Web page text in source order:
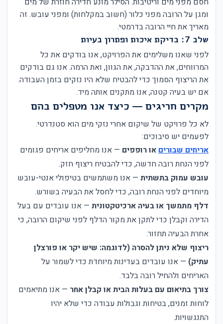
ומגן על הרובה מפני כלור (חשוב במקלחות) ומפני עובש. זה
מאריך את חיי הרובה בדרמטי.
שלב 7: בדיקת איכות ופתרון בעיות
לפני שאנו משלימים את הפרויקט, אנו בודקים את כל
המרווחים, את ההדבקה, את הגוון, ואת הרמה. אנו גם בודקים
את הריצוף הסמוך כדי להבטיח שלא היו נזקים בזמן העבודה.
אם יש בעיה קטנה, אנו מתקנים אותה מיד.
מקרים חריגים — כיצד אנו מטפלים בהם
לא כל פרויקט של שיקום אחרי נזקי מים הוא סטנדרטי.
לפעמים יש סיבוכים:
אריחים שבורים או רופפים — אנו מחליפים אריחים פגומים
לפני הנחת רובה חדשה, כדי להבטיח ריצוף חזק.
עובש עמוק בתשתית — אנו משתמשים בטיפולי אנטי-עובש
מיוחדים לפני הנחת רובה, כדי לחסל את הבעיה בשורש.
דלף מתמשך או בעיה ארכיטקטונית — אנו עובדים עם בעל
הדירה וקבלן כדי לתקן את מקור הדלף לפני שיקום הרובה, כי
אחרת הבעיה תחזור.
ריצוף שלא ניתן להסרה (לדוגמה: שיש יקר או פורצלן
עתיק) — אנו עובדים בעדינות מיוחדת כדי לשמור על
האריחים ולהחיל רובה בלבד.
צורך בתיאום עם בעלות הבית או קבלן אחר — אנו מתיאמים
לוחות זמנים, בטיחות וגבולות עבודה כדי שלא יהיו
התנגשויות.